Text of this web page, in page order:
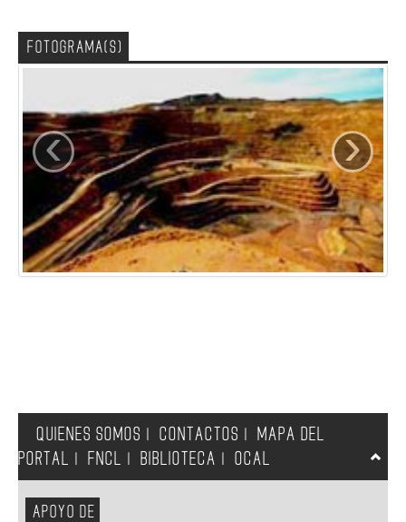
FOTOGRAMA(S)
‹ ›
QUIENES SOMOS CONTACTOS
MAPA DEL
PORTAL
FNCL BIBLIOTECA OCAL
APOYO DE